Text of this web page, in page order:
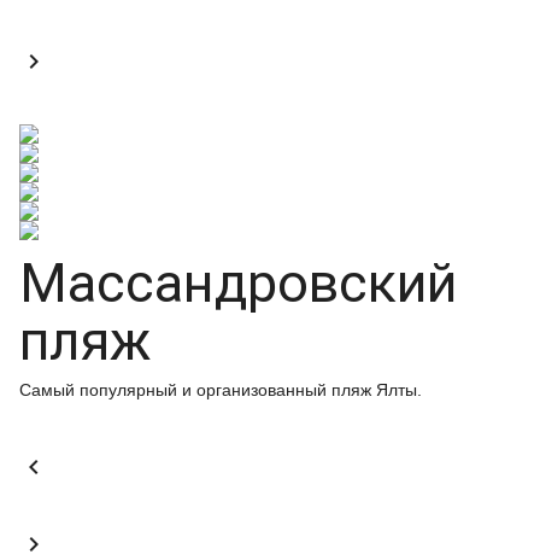

Массандровский
пляж
Самый популярный и организованный пляж Ялты.

